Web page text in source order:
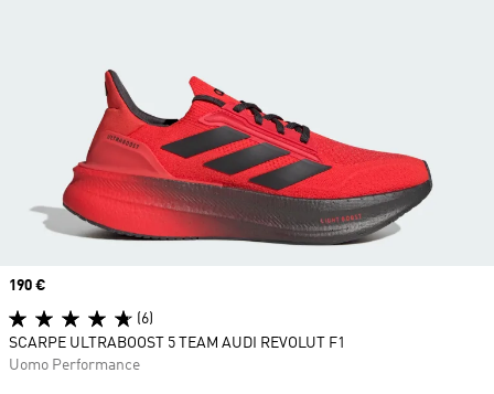
Price
190 €
(6)
SCARPE ULTRABOOST 5 TEAM AUDI REVOLUT F1
Uomo Performance